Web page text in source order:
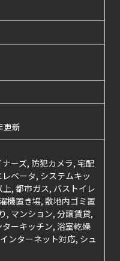
新
ーズ, 防犯カメラ, 宅配
ベータ, システムキッ
, 都市ガス, バストイレ
機置き場, 敷地内ゴミ置
, マンション, 分譲賃貸,
ーキッチン, 浴室乾燥
ンターネット対応, シュ